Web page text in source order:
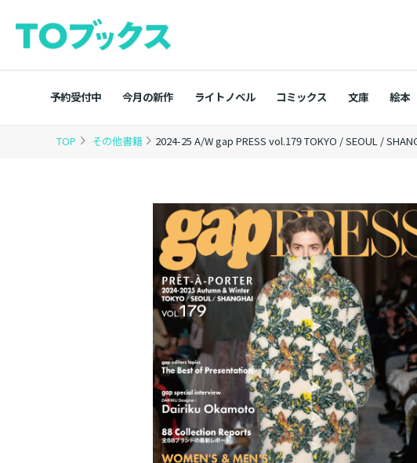
予約受付中 今月の新作 ライトノベル コミックス 文庫 絵本
TOP その他書籍 2024-25 A/W gap PRESS vol.179 TOKYO / SEOUL /